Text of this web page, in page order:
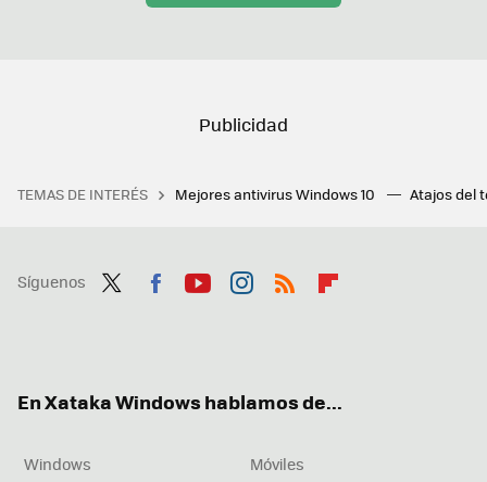
TEMAS DE INTERÉS Mejores antivirus Windows 10 Atajos del
Síguenos
En Xataka Windows hablamos de...
Windows
Móviles